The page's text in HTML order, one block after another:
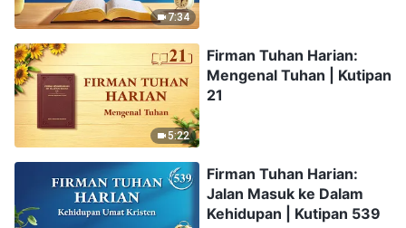
7:34
5:22
Firman Tuhan Harian:
Mengenal Tuhan | Kutipan
21
Firman Tuhan Harian:
Jalan Masuk ke Dalam
Kehidupan | Kutipan 539